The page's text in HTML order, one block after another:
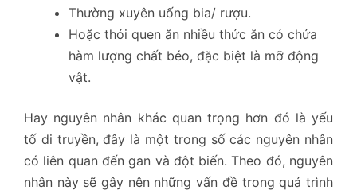
Thường xuyên uống bia/ rượu.
Hoặc thói quen ăn nhiều thức ăn có chứa
hàm lượng chất béo, đặc biệt là mỡ động
vật.
Hay nguyên nhân khác quan trọng hơn đó là yếu
tố di truyền, đây là một trong số các nguyên nhân
có liên quan đến gan và đột biến. Theo đó, nguyên
nhân này sẽ gây nên những vấn đề trong quá trình